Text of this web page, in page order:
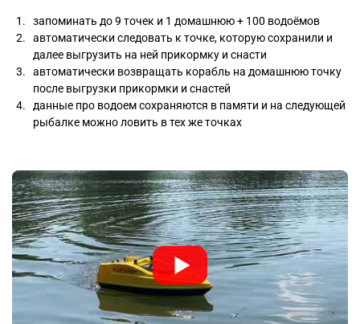
запоминать до 9 точек и 1 домашнюю + 100 водоёмов
автоматически следовать к точке, которую сохранили и
далее выгрузить на ней прикормку и снасти
автоматически возвращать корабль на домашнюю точку
после выгрузки прикормки и снастей
данные про водоем сохраняются в памяти и на следующей
рыбалке можно ловить в тех же точках